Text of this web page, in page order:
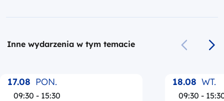
Inne wydarzenia w tym temacie
Poprzedni
17.08 PON.
09:30 - 15:30
18.08 WT.
09:30 -